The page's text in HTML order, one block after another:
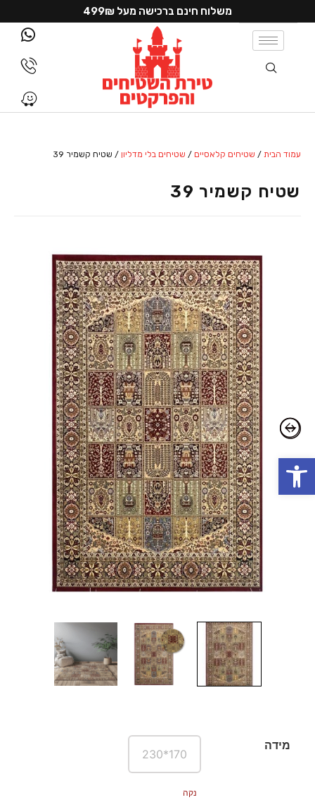
פתח סרגל נגישות
משלוח חינם ברכישה מעל 499₪
עמוד הבית / שטיחים קלאסיים / שטיחים בלי מדליון / שטיח קשמיר 39
שטיח קשמיר 39
מידה
170*230
נקה